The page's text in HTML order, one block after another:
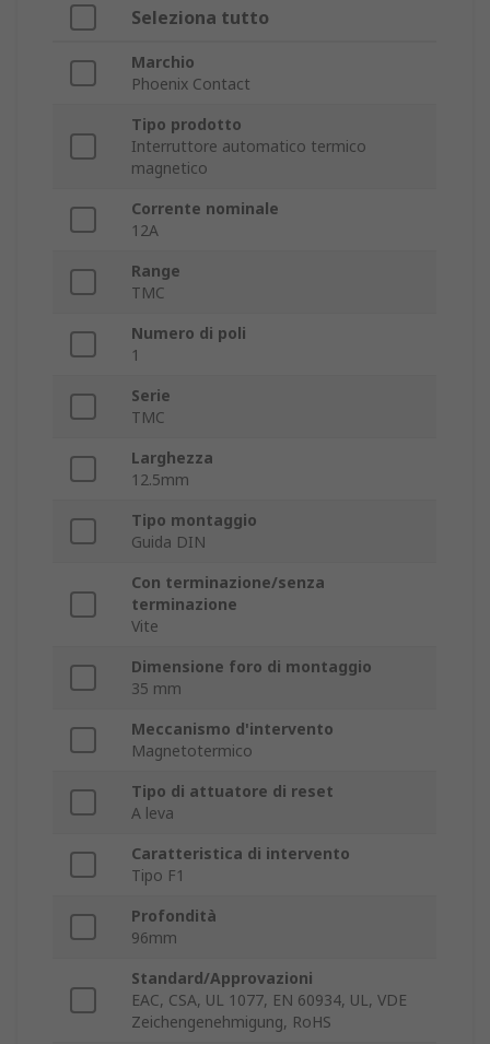
Seleziona tutto
Marchio
Phoenix Contact
Tipo prodotto
Interruttore automatico termico
magnetico
Corrente nominale
12A
Range
TMC
Numero di poli
1
Serie
TMC
Larghezza
12.5mm
Tipo montaggio
Guida DIN
Con terminazione/senza
terminazione
Vite
Dimensione foro di montaggio
35 mm
Meccanismo d'intervento
Magnetotermico
Tipo di attuatore di reset
A leva
Caratteristica di intervento
Tipo F1
Profondità
96mm
Standard/Approvazioni
EAC, CSA, UL 1077, EN 60934, UL, VDE
Zeichengenehmigung, RoHS